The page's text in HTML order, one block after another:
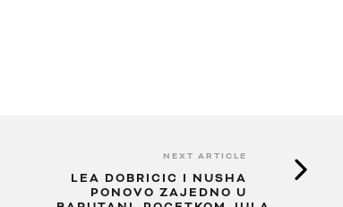
NEXT ARTICLE
LEA DOBRICIC I NUSHA
PONOVO ZAJEDNO U